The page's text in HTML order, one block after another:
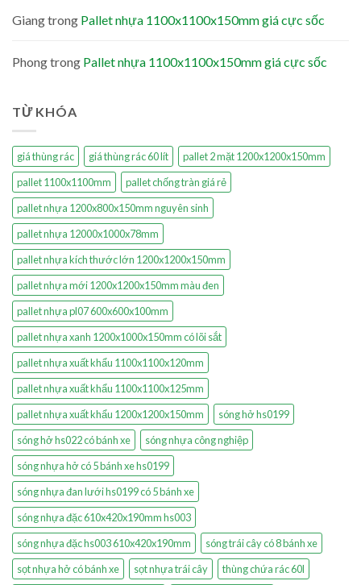
Giangtrong Pallet nhựa 1100x1100x150mm giá cực sốc
Phongtrong Pallet nhựa 1100x1100x150mm giá cực sốc
TỪ KHÓA
giá thùng rác giá thùng rác 60 lít
pallet 2 mặt 1200x1200x150mm
pallet 1100x1100mm
pallet chống tràn giá rẻ
pallet nhựa 1200x800x150mm nguyên sinh
pallet nhựa 12000x1000x78mm
pallet nhựa kích thước lớn 1200x1200x150mm
pallet nhựa mới 1200x1200x150mm màu đen
pallet nhựa pl07 600x600x100mm
pallet nhựa xanh 1200x1000x150mm có lõi sắt
pallet nhựa xuất khẩu 1100x1100x120mm
pallet nhựa xuất khẩu 1100x1100x125mm
pallet nhựa xuất khẩu 1200x1200x150mm
sóng hở hs0199
sóng hở hs022 có bánh xe
sóng nhựa công nghiệp
sóng nhựa hở có 5 bánh xe hs0199
sóng nhựa đan lưới hs0199 có 5 bánh xe
sóng nhựa đặc 610x420x190mm hs003
sóng nhựa đặc hs003 610x420x190mm
sóng trái cây có 8 bánh xe
sọt nhựa hở có bánh xe
sọt nhựa trái cây
thùng chứa rác 60l